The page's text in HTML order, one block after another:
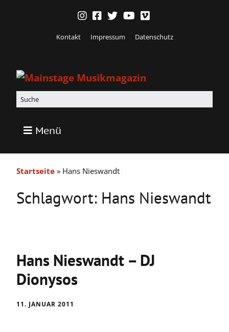
Kontakt Impressum Datenschutz
Menü
Startseite » Hans Nieswandt
Schlagwort: Hans Nieswandt
Hans Nieswandt – DJ
Dionysos
11. JANUAR 2011